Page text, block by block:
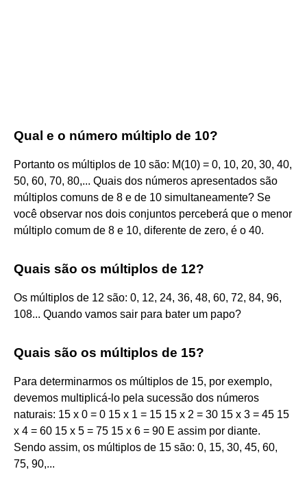
Qual e o número múltiplo de 10?
Portanto os múltiplos de 10 são: M(10) = 0, 10, 20, 30, 40,
50, 60, 70, 80,... Quais dos números apresentados são
múltiplos comuns de 8 e de 10 simultaneamente? Se
você observar nos dois conjuntos perceberá que o menor
múltiplo comum de 8 e 10, diferente de zero, é o 40.
Quais são os múltiplos de 12?
Os múltiplos de 12 são: 0, 12, 24, 36, 48, 60, 72, 84, 96,
108... Quando vamos sair para bater um papo?
Quais são os múltiplos de 15?
Para determinarmos os múltiplos de 15, por exemplo,
devemos multiplicá-lo pela sucessão dos números
naturais: 15 x 0 = 0 15 x 1 = 15 15 x 2 = 30 15 x 3 = 45 15
x 4 = 60 15 x 5 = 75 15 x 6 = 90 E assim por diante.
Sendo assim, os múltiplos de 15 são: 0, 15, 30, 45, 60,
75, 90,...